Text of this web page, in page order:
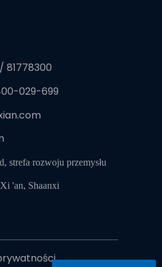
81778300
029-699
strefa rozwoju przemysłu
'an, Shaanxi